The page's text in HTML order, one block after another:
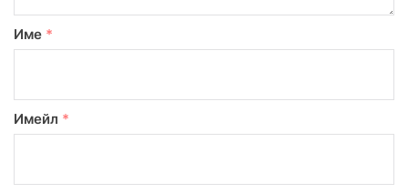
Име *
Имейл *